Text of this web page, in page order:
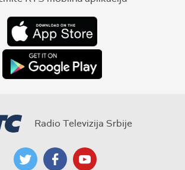
Radio Televizija Srbije